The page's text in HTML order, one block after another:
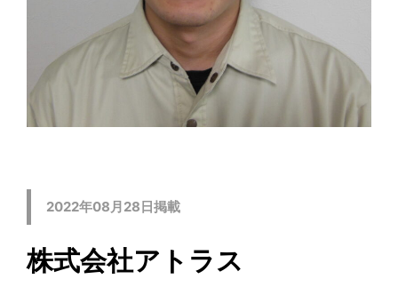
2022年08月28日掲載
株式会社アトラス